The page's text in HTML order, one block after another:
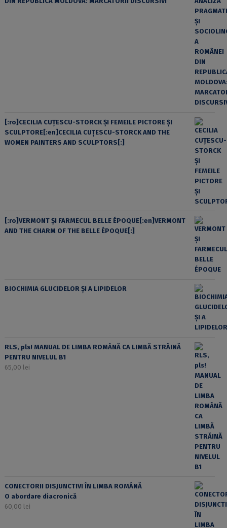
[:ro]CECILIA CUŢESCU-STORCK ŞI FEMEILE PICTORE ŞI
SCULPTORE[:en]CECILIA CUŢESCU-STORCK AND THE
WOMEN PAINTERS AND SCULPTORS[:]
[:ro]VERMONT ȘI FARMECUL BELLE ÉPOQUE[:en]VERMONT
AND THE CHARM OF THE BELLE ÉPOQUE[:]
BIOCHIMIA GLUCIDELOR ȘI A LIPIDELOR
RLS, pls! MANUAL DE LIMBA ROMÂNĂ CA LIMBĂ STRĂINĂ
PENTRU NIVELUL B1
65,00 lei
CONECTORII DISJUNCTIVI ÎN LIMBA ROMÂNĂ
O abordare diacronică
60,00 lei